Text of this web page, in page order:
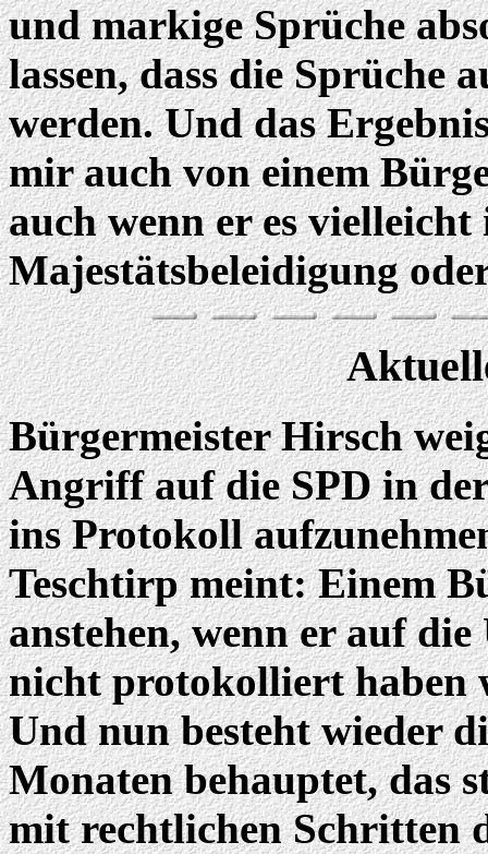
und markige Sprüche
lassen, dass die Sprüche
werden. Und das
mir auch von einem
auch wenn er es
Majestätsbeleidigung
Bürgermeister Hirsch
Angriff auf die SPD in
ins Protokoll
Teschtirp meint: Einem
anstehen, wenn er auf
nicht protokolliert haben
Und nun besteht wieder
Monaten behauptet, das
mit rechtlichen Schritten